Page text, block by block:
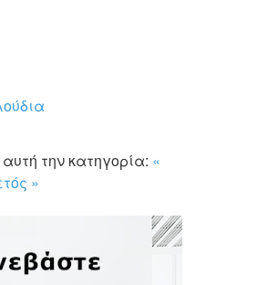
την κατηγορία: «
»